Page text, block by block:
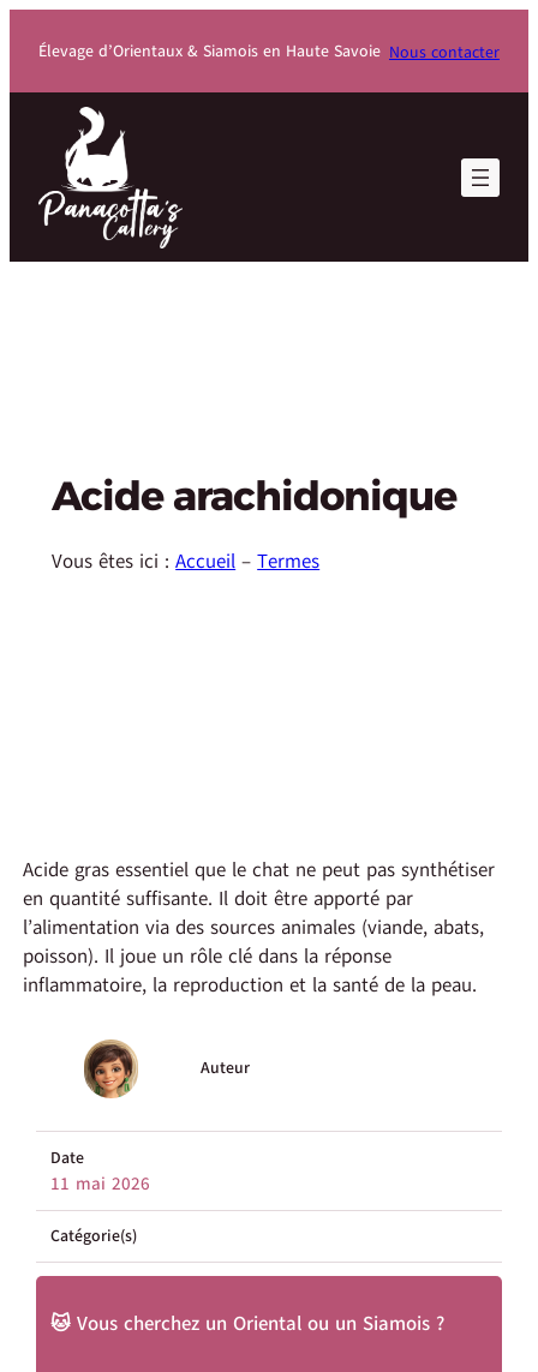
Élevage d’Orientaux & Siamois en Haute Savoie Nous contacter
Acide arachidonique
Vous êtes ici : Accueil –Termes
Acide gras essentiel que le chat ne peut pas synthétiser
en quantité suffisante. Il doit être apporté par
l’alimentation via des sources animales (viande, abats,
poisson). Il joue un rôle clé dans la réponse
inflammatoire, la reproduction et la santé de la peau.
Auteur
Date
11 mai 2026
Catégorie(s)
🐱 Vous cherchez un Oriental ou un Siamois ?